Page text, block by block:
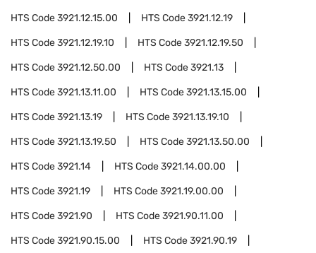
HTS Code3921.12.15.00 HTS Code3921.12.19
HTS Code3921.12.19.10 HTS Code3921.12.19.50
HTS Code3921.12.50.00 HTS Code3921.13
HTS Code3921.13.11.00 HTS Code3921.13.15.00
HTS Code3921.13.19 HTS Code3921.13.19.10
HTS Code3921.13.19.50 HTS Code3921.13.50.00
HTS Code3921.14 HTS Code3921.14.00.00
HTS Code3921.19 HTS Code3921.19.00.00
HTS Code3921.90 HTS Code3921.90.11.00
HTS Code3921.90.15.00 HTS Code3921.90.19